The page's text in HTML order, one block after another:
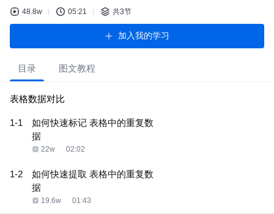
48.8w 05:21 共3节
加入我的学习
目录 图文教程
表格数据对比
1-1
如何快速标记 表格中的重复数
据
22w 02:02
1-2
如何快速提取 表格中的重复数
据
19.6w 01:43